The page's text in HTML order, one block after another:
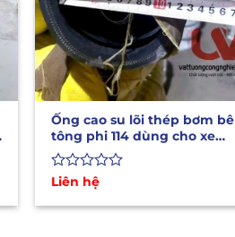
Ống cao su lõi thép bơm bê
tông phi 114 dùng cho xe
bơm xi
Được
hạng
Liên hệ